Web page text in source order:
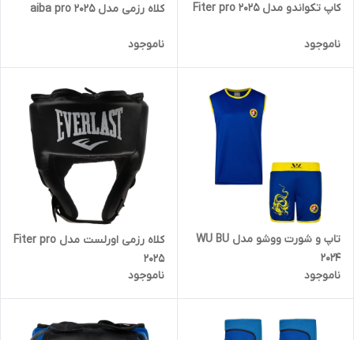
کاپ تکواندو مدل Fiter pro ۲۰۲۵
ناموجود
کلاه رزمی مدل aiba pro 2025
ناموجود
تاپ و شورت ووشو مدل WU BU
2024
ناموجود
کلاه رزمی اورلست مدل Fiter pro
2025
ناموجود